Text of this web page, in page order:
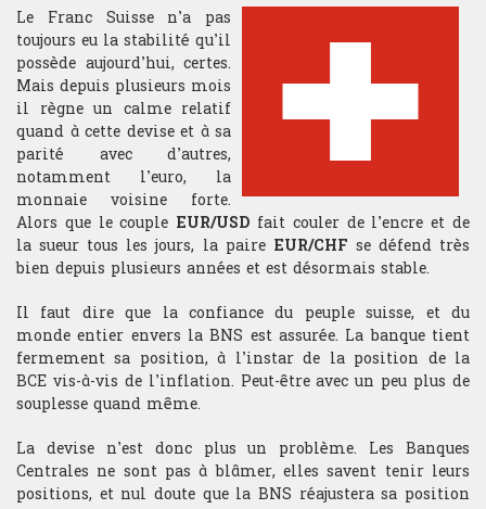
Psychologie du Trading
TRADING
Gestion portefeuille
Choix sous-jacent
Gestion du risque
Money management
Gestion du stress
Analyse technique
Stratégie du trader
Le Franc Suisse n’a pas
toujours eu la stabilité qu’il
possède aujourd’hui, certes.
Mais depuis plusieurs mois
il règne un calme relatif
quand à cette devise et à sa
parité avec d’autres,
notamment l’euro, la
monnaie voisine forte.
Alors que le couple EUR/USD fait couler de l’encre et de
la sueur tous les jours, la paire EUR/CHF se défend très
bien depuis plusieurs années et est désormais stable.
Il faut dire que la confiance du peuple suisse, et du
monde entier envers la BNS est assurée. La banque tient
fermement sa position, à l’instar de la position de la
BCE vis-à-vis de l’inflation. Peut-être avec un peu plus de
souplesse quand même.
La devise n’est donc plus un problème. Les Banques
Centrales ne sont pas à blâmer, elles savent tenir leurs
positions, et nul doute que la BNS réajustera sa position